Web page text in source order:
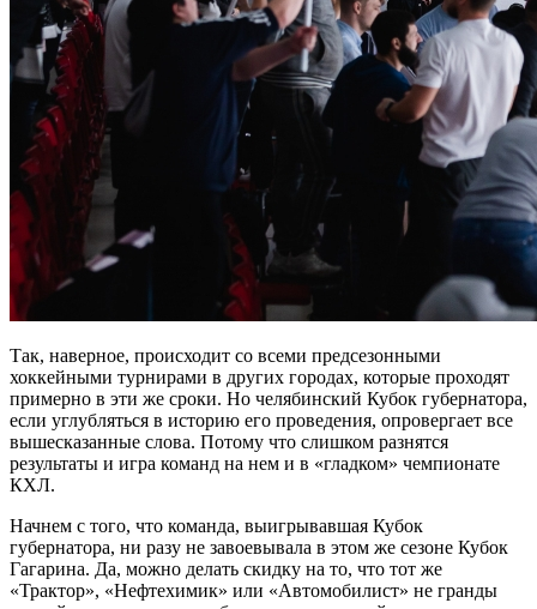
Так, наверное, происходит со всеми предсезонными
хоккейными турнирами в других городах, которые проходят
примерно в эти же сроки. Но челябинский Кубок губернатора,
если углубляться в историю его проведения, опровергает все
вышесказанные слова. Потому что слишком разнятся
результаты и игра команд на нем и в «гладком» чемпионате
КХЛ.
Начнем с того, что команда, выигрывавшая Кубок
губернатора, ни разу не завоевывала в этом же сезоне Кубок
Гагарина. Да, можно делать скидку на то, что тот же
«Трактор», «Нефтехимик» или «Автомобилист» не гранды